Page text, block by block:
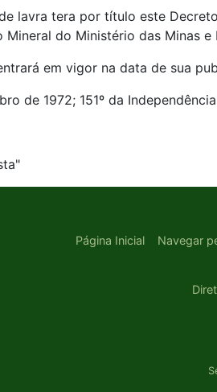
lavra tera por título este
Mineral do Ministério das Minas e
em vigor na data de sua
de 1972; 151º da
Página Inicial Navegar